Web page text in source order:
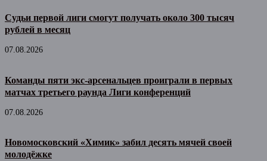
Судьи первой лиги смогут получать около 300 тысяч
рублей в месяц
07.08.2026
Команды пяти экс-арсенальцев проиграли в первых
матчах третьего раунда Лиги конференций
07.08.2026
Новомосковский «Химик» забил десять мячей своей
молодёжке